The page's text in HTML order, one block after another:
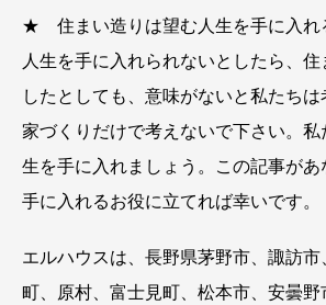
★ 住まい造りは望む人生を手に入れ
人生を手に入れられないとしたら、
したとしても、意味がないと私たち
家づくりだけで考えないで下さい。私
生を手に入れましょう。この記事があ
手に入れるお役に立てれば幸いです。
エルハウスは、長野県茅野市、諏訪
町、原村、富士見町、松本市、安曇